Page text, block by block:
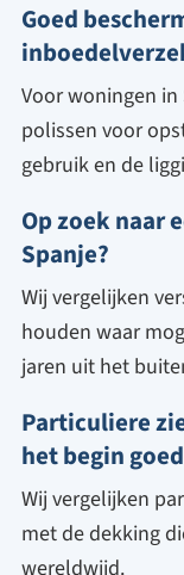
Goed
inboedel
Voor woningen
polissen voor
gebruik en de
Op zoek naar
Spanje?
Wij vergelijken
houden waar
jaren uit het
Particuliere
het begin
Wij vergelijken
met de dekking
wereldwijd.